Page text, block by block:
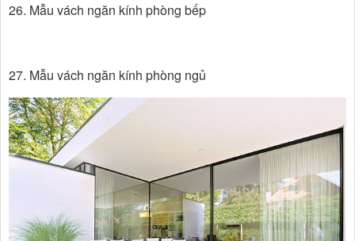
26. Mẫu vách ngăn kính phòng bếp
27. Mẫu vách ngăn kính phòng ngủ